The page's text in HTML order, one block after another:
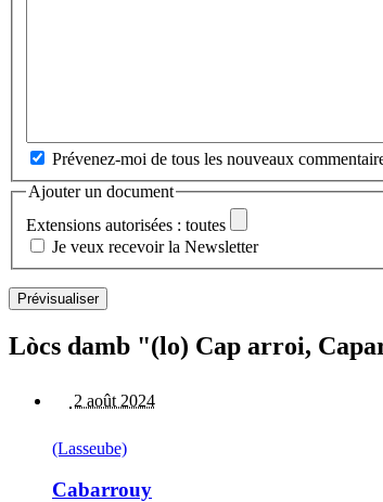
Prévenez-moi de tous les nouveaux
Ajouter un document
Extensions autorisées : toutes
Je veux recevoir la Newsletter
Lòcs damb "(lo) Cap arroi,
2 août 2024
(Lasseube)
Cabarrouy